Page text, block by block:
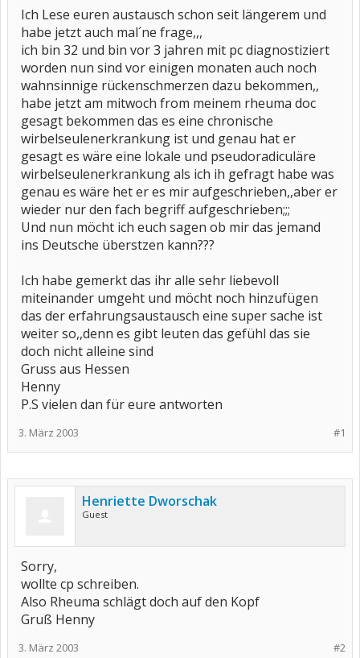
Ich Lese euren austausch schon seit längerem und
habe jetzt auch mal´ne frage,,,
ich bin 32 und bin vor 3 jahren mit pc diagnostiziert
worden nun sind vor einigen monaten auch noch
wahnsinnige rückenschmerzen dazu bekommen,,
habe jetzt am mitwoch from meinem rheuma doc
gesagt bekommen das es eine chronische
wirbelseulenerkrankung ist und genau hat er
gesagt es wäre eine lokale und pseudoradiculäre
wirbelseulenerkrankung als ich ih gefragt habe was
genau es wäre het er es mir aufgeschrieben,,aber er
wieder nur den fach begriff aufgeschrieben;;;
Und nun möcht ich euch sagen ob mir das jemand
ins Deutsche überstzen kann???
Ich habe gemerkt das ihr alle sehr liebevoll
miteinander umgeht und möcht noch hinzufügen
das der erfahrungsaustausch eine super sache ist
weiter so,,denn es gibt leuten das gefühl das sie
doch nicht alleine sind
Gruss aus Hessen
Henny
P.S vielen dan für eure antworten
#1
3. März 2003
Henriette Dworschak
Guest
Sorry,
wollte cp schreiben.
Also Rheuma schlägt doch auf den Kopf
Gruß Henny
#2
3. März 2003